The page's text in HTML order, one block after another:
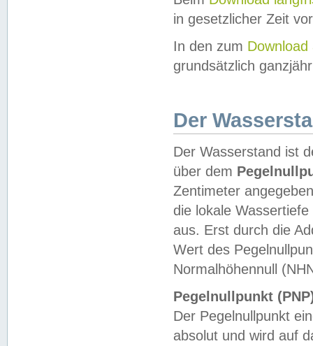
in gesetzlicher Zeit
In den zum Download
grundsätzlich
Der
Der Wasserstand ist
über dem
Zentimeter
die lokale
aus. Erst durch die
Wert des
Normalhöhennull
Pegelnullpunkt
Der Pegelnullpunkt
absolut und wird auf